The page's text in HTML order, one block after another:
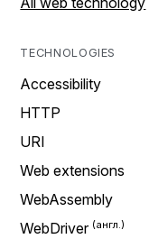
TECHNOLOGIES
Accessibility
HTTP
URI
Web extensions
WebAssembly
WebDriver